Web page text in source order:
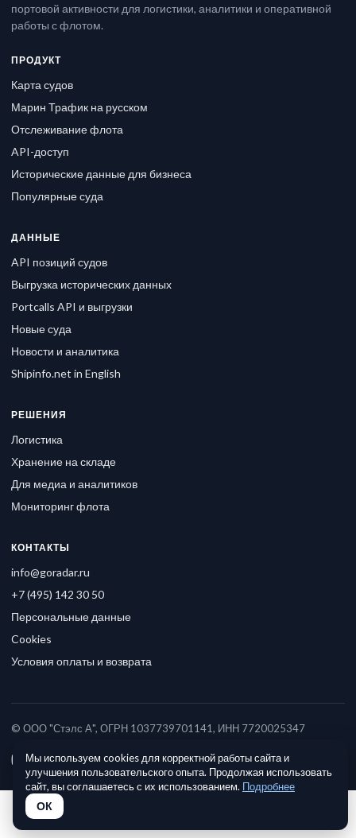
портовой активности для логистики, аналитики и оперативной
работы с флотом.
ПРОДУКТ
Карта судов
Марин Трафик на русском
Отслеживание флота
API-доступ
Исторические данные для бизнеса
Популярные суда
ДАННЫЕ
API позиций судов
Выгрузка исторических данных
Portcalls API и выгрузки
Новые суда
Новости и аналитика
Shipinfo.net in English
РЕШЕНИЯ
Логистика
Хранение на складе
Для медиа и аналитиков
Мониторинг флота
КОНТАКТЫ
info@goradar.ru
+7 (495) 142 30 50
Персональные данные
Cookies
Условия оплаты и возврата
© ООО "Стэлс А", ОГРН 1037739701141, ИНН 7720025347
Мы используем cookies для корректной работы сайта и
улучшения пользовательского опыта. Продолжая использовать
сайт, вы соглашаетесь с их использованием. Подробнее
ОК